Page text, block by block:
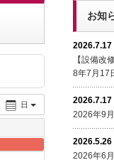
日
お知
2026.7.17
【設備
8年7月17
2026.7.17
2026年9
2026.5.26
2026年6